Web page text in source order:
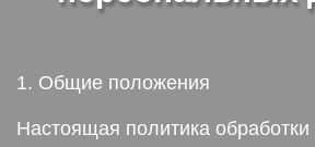
1. Общие положения
Настоящая политика